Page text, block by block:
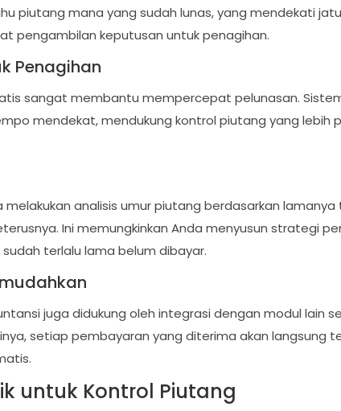
piutang mana yang sudah lunas, yang mendekati
pengambilan keputusan untuk penagihan.
Penagihan
sangat membantu mempercepat pelunasan.
mendekat, mendukung kontrol piutang yang lebih
melakukan analisis umur piutang berdasarkan lamanya
Ini memungkinkan Anda menyusun strategi
terlalu lama belum dibayar.
juga didukung oleh integrasi dengan modul lain
setiap pembayaran yang diterima akan langsung
untuk Kontrol Piutang